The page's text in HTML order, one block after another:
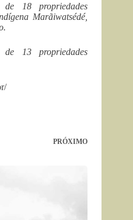
18 propriedades
Marãiwatsédé,
13 propriedades
PRÓXIMO